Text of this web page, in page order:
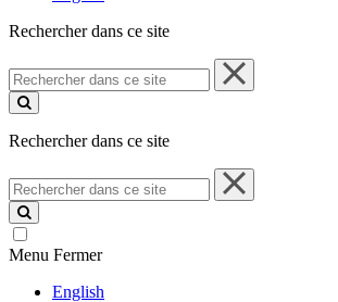
Rechercher dans ce site
Rechercher
dans
ce
Rechercher dans ce site
Rechercher
dans
ce
site
Menu Fermer
English